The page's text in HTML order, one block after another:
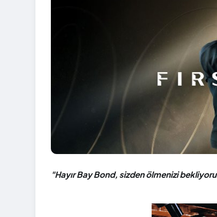
"Hayır Bay Bond, sizden ölmenizi